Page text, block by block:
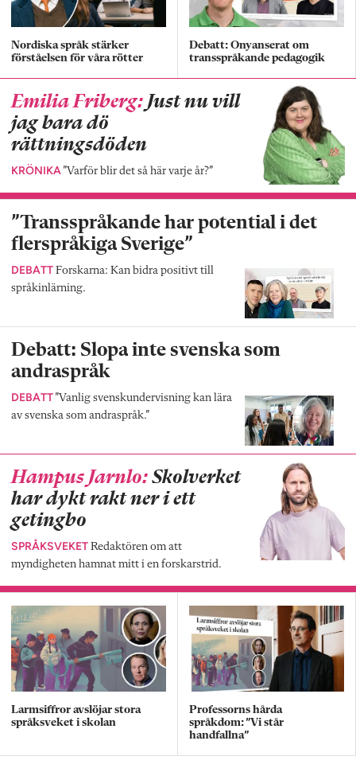
Nordiska språk stärker
förståelsen för våra rötter
Debatt: Onyanserat om
transspråkande pedagogik
Emilia Friberg: Just nu vill
jag bara dö
rättningsdöden
KRÖNIKA”Varför blir det så här varje år?”
”Transspråkande har potential i det
flerspråkiga Sverige”
DEBATT Forskarna: Kan bidra positivt till
språkinlärning.
Debatt: Slopa inte svenska som
andraspråk
DEBATT”Vanlig svenskundervisning kan lära
av svenska som andraspråk.”
Hampus Jarnlo: Skolverket
har dykt rakt ner i ett
getingbo
SPRÅKSVEKET Redaktören om att
myndigheten hamnat mitt i en forskarstrid.
Larmsiffror avslöjar stora
språksveket i skolan
Professorns hårda
språkdom: ”Vi står
handfallna”